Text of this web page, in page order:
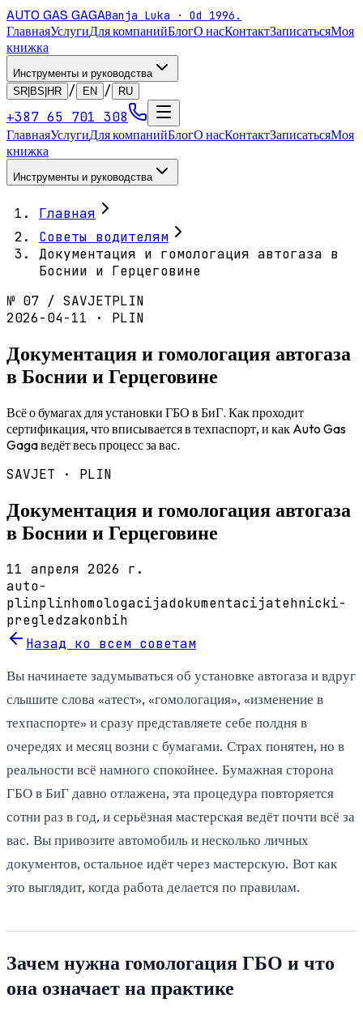
AUTO GAS GAGABanja Luka · Od 1996.
ГлавнаяУслугиДля компанийБлогО насКонтактЗаписатьсяМоя
книжка
Инструменты и руководства
SR|BS|HR
/ EN / RU
+387 65 701 308
ГлавнаяУслугиДля компанийБлогО насКонтактЗаписатьсяМоя
книжка
Инструменты и руководства
Главная
Советы водителям
Документация и гомологация автогаза в
Боснии и Герцеговине
№ 07 / SAVJETPLIN
2026-04-11 · PLIN
Документация и гомологация автогаза
в Боснии и Герцеговине
Всё о бумагах для установки ГБО в БиГ. Как проходит
сертификация, что вписывается в техпаспорт, и как Auto Gas
Gaga ведёт весь процесс за вас.
SAVJET · PLIN
Документация и гомологация автогаза
в Боснии и Герцеговине
11 апреля 2026 г.
auto-
plinplinhomologacijadokumentacijatehnicki-
pregledzakonbih
Назад ко всем советам
Вы начинаете задумываться об установке автогаза и вдруг
слышите слова «атест», «гомологация», «изменение в
техпаспорте» и сразу представляете себе полдня в
очередях и месяц возни с бумагами. Страх понятен, но в
реальности всё намного спокойнее. Бумажная сторона
ГБО в БиГ давно отлажена, эта процедура повторяется
сотни раз в год, и серьёзная мастерская ведёт почти всё за
вас. Вы привозите автомобиль и несколько личных
документов, остальное идёт через мастерскую. Вот как
это выглядит, когда работа делается по правилам.
Зачем нужна гомологация ГБО и что
она означает на практике